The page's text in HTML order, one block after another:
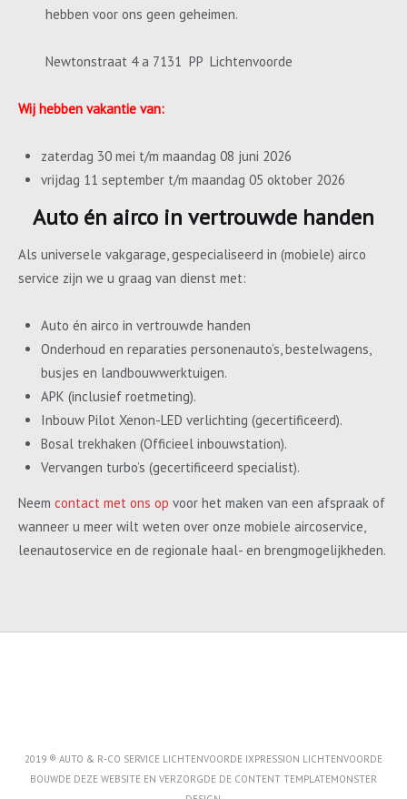
hebben voor ons geen geheimen.
Newtonstraat 4 a 7131 PP Lichtenvoorde
Wij hebben vakantie van:
zaterdag 30 mei t/m maandag 08 juni 2026
vrijdag 11 september t/m maandag 05 oktober 2026
Auto én airco in vertrouwde handen
Als universele vakgarage, gespecialiseerd in (mobiele) airco
service zijn we u graag van dienst met:
Auto én airco in vertrouwde handen
Onderhoud en reparaties personenauto’s, bestelwagens,
busjes en landbouwwerktuigen.
APK (inclusief roetmeting).
Inbouw Pilot Xenon-LED verlichting (gecertificeerd).
Bosal trekhaken (Officieel inbouwstation).
Vervangen turbo’s (gecertificeerd specialist).
Neem contact met ons op voor het maken van een afspraak of
wanneer u meer wilt weten over onze mobiele aircoservice,
leenautoservice en de regionale haal- en brengmogelijkheden.
2019 ® AUTO & R-CO SERVICE LICHTENVOORDE IXPRESSION LICHTENVOORDE
BOUWDE DEZE WEBSITE EN VERZORGDE DE CONTENT TEMPLATEMONSTER